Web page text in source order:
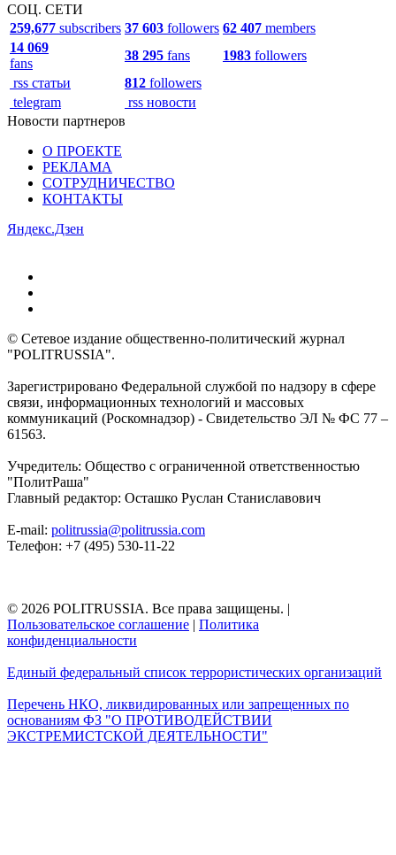
СОЦ. СЕТИ
259,677 subscribers 37 603 followers 62 407 members
14 069
fans
38 295 fans 1983 followers
rss статьи
812 followers
telegram
rss новости
Новости партнеров
О ПРОЕКТЕ
РЕКЛАМА
СОТРУДНИЧЕСТВО
КОНТАКТЫ
Яндекс.Дзен
© Сетевое издание общественно-политический журнал
"POLITRUSSIA".
Зарегистрировано Федеральной службой по надзору в сфере
связи, информационных технологий и массовых
коммуникаций (Роскомнадзор) - Свидетельство ЭЛ № ФС 77 –
61563.
Учредитель: Общество с ограниченной ответственностью
"ПолитРаша"
Главный редактор: Осташко Руслан Станиславович
E-mail: politrussia@politrussia.com
Телефон: +7 (495) 530-11-22
© 2026 POLITRUSSIA. Все права защищены. |
Пользовательское соглашение | Политика
конфиденциальности
Единый федеральный список террористических организаций
Перечень НКО, ликвидированных или запрещенных по
основаниям ФЗ "О ПРОТИВОДЕЙСТВИИ
ЭКСТРЕМИСТСКОЙ ДЕЯТЕЛЬНОСТИ"